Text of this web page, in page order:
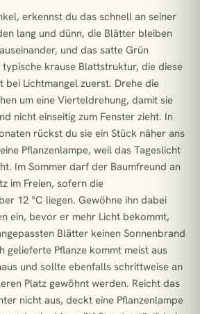
erkennst du das schnell an seiner
lang und dünn, die Blätter bleiben
und das satte Grün
krause Blattstruktur, die diese
bei Lichtmangel zuerst. Drehe die
um eine Vierteldrehung, damit sie
nicht einseitig zum Fenster zieht. In
rückst du sie ein Stück näher ans
Pflanzenlampe, weil das Tageslicht
Im Sommer darf der Baumfreund an
im Freien, sofern die
12 °C liegen. Gewöhne ihn dabei
ein, bevor er mehr Licht bekommt,
Blätter keinen Sonnenbrand
gelieferte Pflanze kommt meist aus
und sollte ebenfalls schrittweise an
Platz gewöhnt werden. Reicht das
nicht aus, deckt eine Pflanzenlampe